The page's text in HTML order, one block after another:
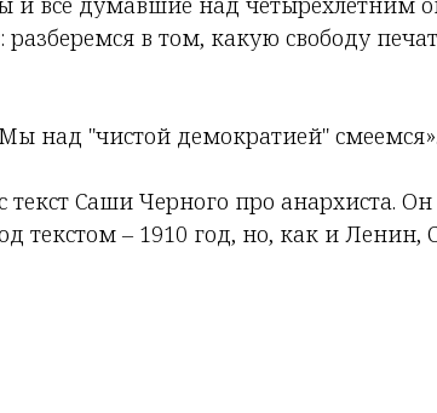
в том, какую свободу
над "чистой демократией" смеемся».
Саши Черного про анархиста.
текстом – 1910 год, но, как и